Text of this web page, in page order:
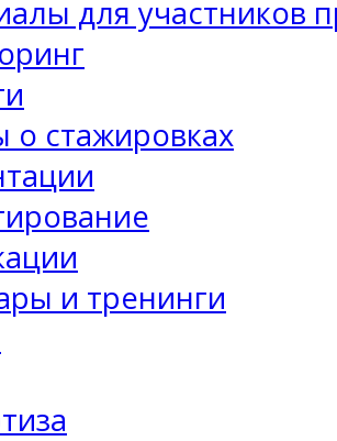
для участников
о стажировках
и тренинги